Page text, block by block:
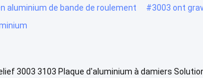
aluminium de bande de roulement #3003 ont
3003 3103 Plaque d'aluminium à damiers